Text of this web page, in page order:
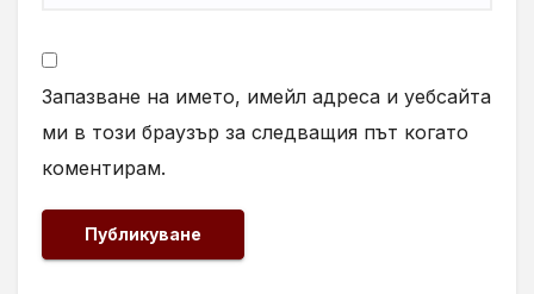
Запазване на името, имейл адреса и уебсайта
ми в този браузър за следващия път когато
коментирам.